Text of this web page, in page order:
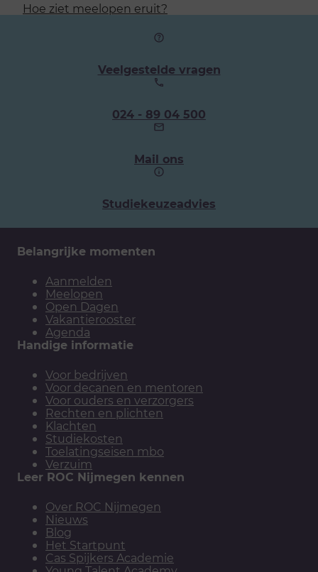
Hoe ziet meelopen eruit?
Veelgestelde vragen
Ons
telefoonnummer:
024 - 89 04 500
Mail ons
Studiekeuzeadvies
Belangrijke momenten
Aanmelden
Meelopen
Open Dagen
Vakantierooster
Agenda
Handige informatie
Voor bedrijven
Voor decanen en mentoren
Voor ouders en verzorgers
Rechten en plichten
Klachten
Studiekosten
Toelatingseisen mbo
Verzuim
Leer ROC Nijmegen kennen
Over ROC Nijmegen
Nieuws
Blog
Het Startpunt
Cas Spijkers Academie